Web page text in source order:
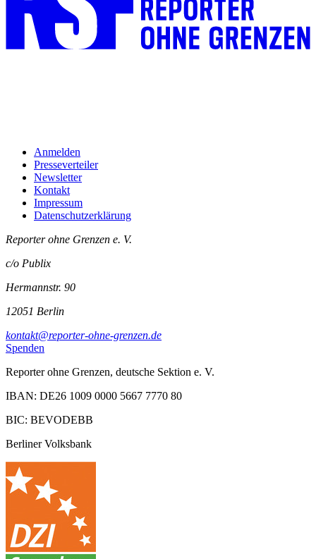
Anmelden
Presseverteiler
Newsletter
Kontakt
Impressum
Datenschutzerklärung
Reporter ohne Grenzen e. V.
c/o Publix
Hermannstr. 90
12051 Berlin
kontakt@reporter-ohne-grenzen.de
Spenden
Reporter ohne Grenzen, deutsche Sektion e. V.
IBAN: DE26 1009 0000 5667 7770 80
BIC: BEVODEBB
Berliner Volksbank